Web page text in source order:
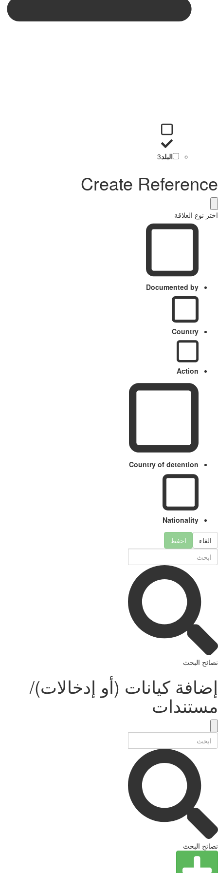
البلد3
Create Reference
اختر نوع العلاقة
Documented by
Country
Action
Country of detention
Nationality
الغاء احفظ
نصائح البحث
إضافة كيانات (أو إدخالات)/
مستندات
نصائح البحث